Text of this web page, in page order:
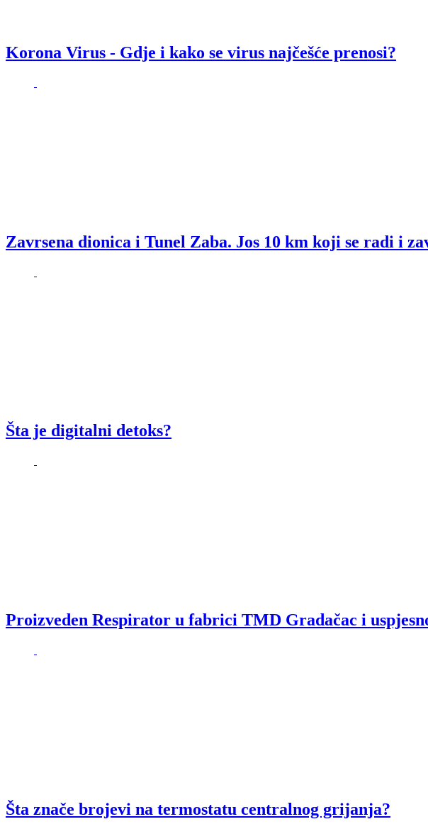
Korona Virus - Gdje i kako se virus najčešće prenosi?
Zavrsena dionica i Tunel Zaba. Jos 10 km koji se radi i
Šta je digitalni detoks?
Proizveden Respirator u fabrici TMD Gradačac i
Šta znače brojevi na termostatu centralnog grijanja?